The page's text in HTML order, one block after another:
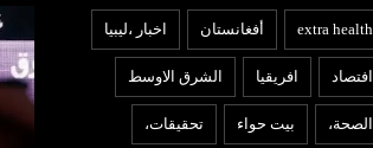
extra health أفغانستان اخبار ،ليبيا
افتصاد افريقيا الشرق الاوسط
الصحة، بيت حواء تحقيقات،